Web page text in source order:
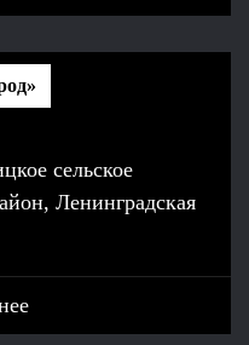
сельское
Ленинградская